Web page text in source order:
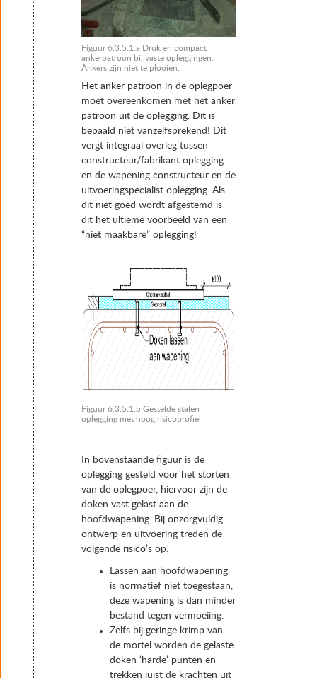
Figuur 6.3.5.1.a Druk en compact
ankerpatroon bij vaste opleggingen.
Ankers zijn niet te plooien.
Het anker patroon in de oplegpoer
moet overeenkomen met het anker
patroon uit de oplegging. Dit is
bepaald niet vanzelfsprekend! Dit
vergt integraal overleg tussen
constructeur/fabrikant oplegging
en de wapening constructeur en de
uitvoeringspecialist oplegging. Als
dit niet goed wordt afgestemd is
dit het ultieme voorbeeld van een
“niet maakbare” oplegging!
Figuur 6.3.5.1.b Gestelde stalen
oplegging met hoog risicoprofiel
In bovenstaande figuur is de
oplegging gesteld voor het storten
van de oplegpoer, hiervoor zijn de
doken vast gelast aan de
hoofdwapening. Bij onzorgvuldig
ontwerp en uitvoering treden de
volgende risico’s op:
Lassen aan hoofdwapening
is normatief niet toegestaan,
deze wapening is dan minder
bestand tegen vermoeiing.
Zelfs bij geringe krimp van
de mortel worden de gelaste
doken ‘harde’ punten en
trekken juist de krachten uit